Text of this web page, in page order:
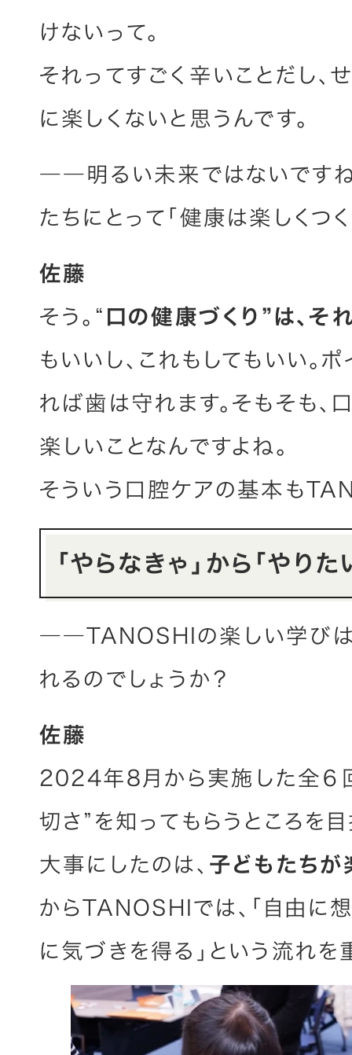
けないって。
それってすごく辛いことだし
に楽しくないと思うんです。
――明るい未来ではないです
たちにとって「健康は楽しくつ
佐藤
そう。“ 口の健康づくり”は、そ
もいいし、これもしてもいい。
れば歯は守れます。そもそも
楽しいことなんですよね。
そういう口腔ケアの基本も
「やらなきゃ」から「やりた
――TANOSHIの楽しい学びは
れるのでしょうか？
佐藤
2024年8月から実施した全６
切さ”を知ってもらうところを目
大事にしたのは、 子どもたち
からTANOSHIでは、「自由に
に気づきを得る」という流れを